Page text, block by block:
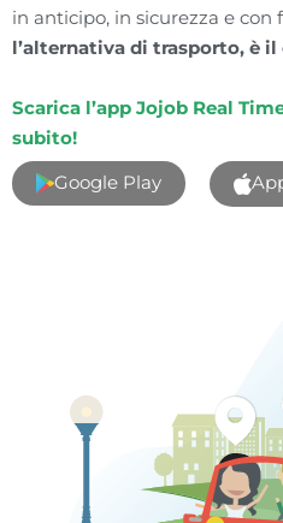
in anticipo, in sicurezza e con
l’alternativa di trasporto, è
Scarica l’app Jojob Real
subito!
Google Play